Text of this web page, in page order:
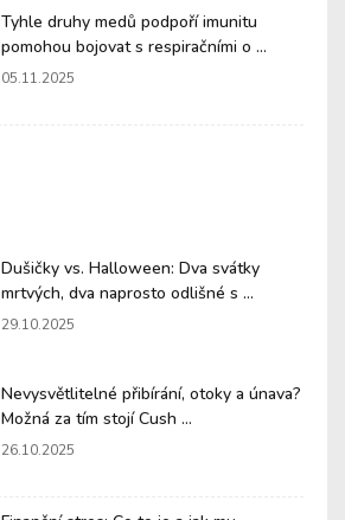
Tyhle druhy medů podpoří imunitu
pomohou bojovat s respiračními o ...
05.11.2025
Dušičky vs. Halloween: Dva svátky
mrtvých, dva naprosto odlišné s ...
29.10.2025
Nevysvětlitelné přibírání, otoky a únava?
Možná za tím stojí Cush ...
26.10.2025